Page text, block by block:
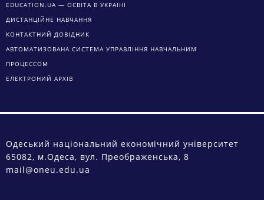
EDUCATION.UA — ОСВІТА В УКРАЇНІ
ДИСТАНЦІЙНЕ НАВЧАННЯ
КОНТАКТНИЙ ДОВІДНИК
АВТОМАТИЗОВАНА СИСТЕМА УПРАВЛІННЯ НАВЧАЛЬНИМ
ПРОЦЕССОМ
ЕЛЕКТРОНИЙ АРХІВ
Одеський національний економічний університет
65082, м.Одеса, вул. Преображенська, 8
mail@oneu.edu.ua